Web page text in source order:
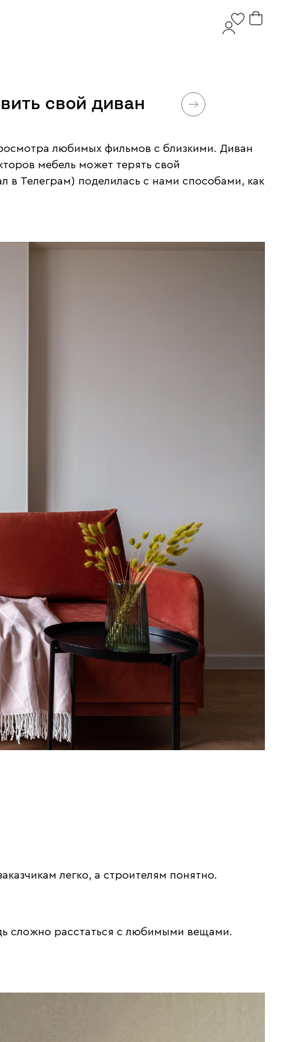
свой диван
любимых фильмов с близкими. Диван
мебель может терять свой
в Телеграм) поделилась с нами способами, как
легко, а строителям понятно.
сложно расстаться с любимыми вещами.